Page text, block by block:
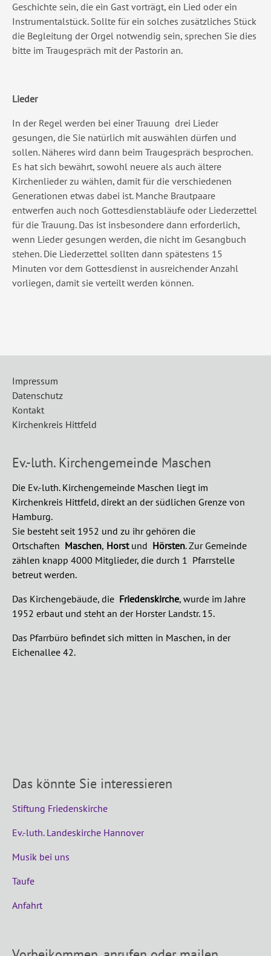
Geschichte sein, die ein Gast vorträgt, ein Lied oder ein
Instrumentalstück. Sollte für ein solches zusätzliches Stück
die Begleitung der Orgel notwendig sein, sprechen Sie dies
bitte im Traugespräch mit der Pastorin an.
Lieder
In der Regel werden bei einer Trauung drei Lieder
gesungen, die Sie natürlich mit auswählen dürfen und
sollen. Näheres wird dann beim Traugespräch besprochen.
Es hat sich bewährt, sowohl neuere als auch ältere
Kirchenlieder zu wählen, damit für die verschiedenen
Generationen etwas dabei ist. Manche Brautpaare
entwerfen auch noch Gottesdienstabläufe oder Liederzettel
für die Trauung. Das ist insbesondere dann erforderlich,
wenn Lieder gesungen werden, die nicht im Gesangbuch
stehen. Die Liederzettel sollten dann spätestens 15
Minuten vor dem Gottesdienst in ausreichender Anzahl
vorliegen, damit sie verteilt werden können.
Impressum
Datenschutz
Kontakt
Kirchenkreis Hittfeld
Ev.-luth. Kirchengemeinde Maschen
Die Ev.-luth. Kirchengemeinde Maschen liegt im
Kirchenkreis Hittfeld, direkt an der südlichen Grenze von
Hamburg.
Sie besteht seit 1952 und zu ihr gehören die
Ortschaften Maschen, Horstund Hörsten.Zur Gemeinde
zählen knapp 4000 Mitglieder, die durch 1 Pfarrstelle
betreut werden.
Das Kirchengebäude, die Friedenskirche, wurde im Jahre
1952 erbaut und steht an der Horster Landstr. 15.
Das Pfarrbüro befindet sich mitten in Maschen, in der
Eichenallee 42.
Das könnte Sie interessieren
Stiftung Friedenskirche
Ev.-luth. Landeskirche Hannover
Musik bei uns
Taufe
Anfahrt